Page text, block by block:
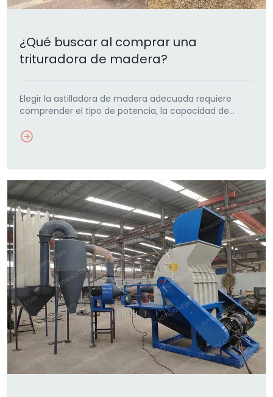
¿Qué buscar al comprar una
trituradora de madera?
Elegir la astilladora de madera adecuada requiere
comprender el tipo de potencia, la capacidad de
características de seguridad. Esta compra…